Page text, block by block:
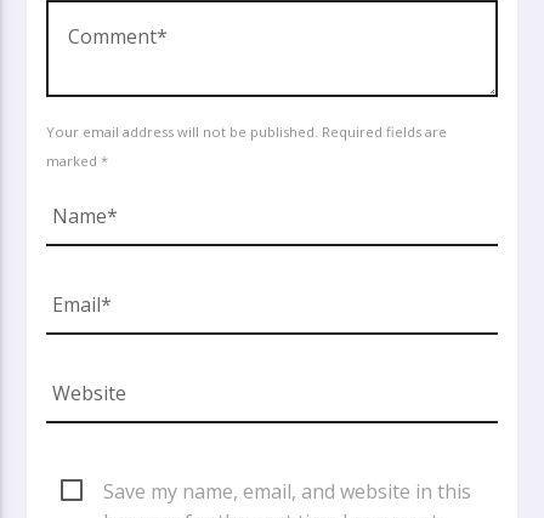
Your email address will not be published. Required fields are
marked *
Save my name, email, and website in this